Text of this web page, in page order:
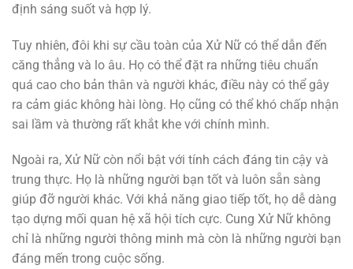
định sáng suốt và hợp lý.
Tuy nhiên, đôi khi sự cầu toàn của Xử Nữ có thể dẫn đến
căng thẳng và lo âu. Họ có thể đặt ra những tiêu chuẩn
quá cao cho bản thân và người khác, điều này có thể gây
ra cảm giác không hài lòng. Họ cũng có thể khó chấp nhận
sai lầm và thường rất khắt khe với chính mình.
Ngoài ra, Xử Nữ còn nổi bật với tính cách đáng tin cậy và
trung thực. Họ là những người bạn tốt và luôn sẵn sàng
giúp đỡ người khác. Với khả năng giao tiếp tốt, họ dễ dàng
tạo dựng mối quan hệ xã hội tích cực. Cung Xử Nữ không
chỉ là những người thông minh mà còn là những người bạn
đáng mến trong cuộc sống.